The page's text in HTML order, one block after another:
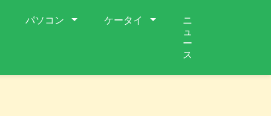
パソコン ケータイ
ニ
ュ
ー
ス